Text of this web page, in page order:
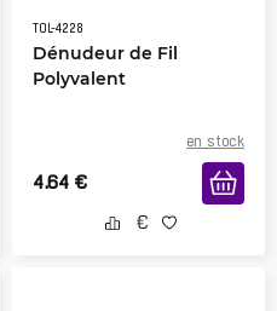
TOL-4228
Dénudeur de Fil
Polyvalent
en stock
4.64 €